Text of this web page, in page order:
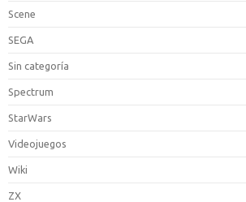
Scene
SEGA
Sin categoría
Spectrum
StarWars
Videojuegos
Wiki
ZX